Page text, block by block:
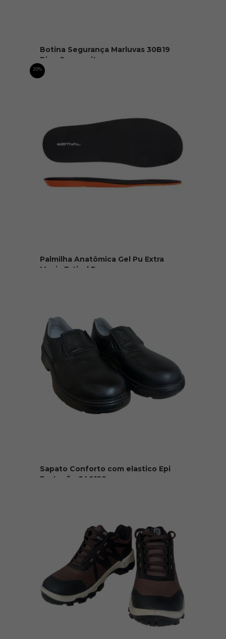
Botina Segurança Marluvas 30B19
Bico Composite
R$ 150,00
20%
Palmilha Anatômica Gel Pu Extra
Macia Estival Par
Sapato Conforto com elastico Epi
Proteção CA9128